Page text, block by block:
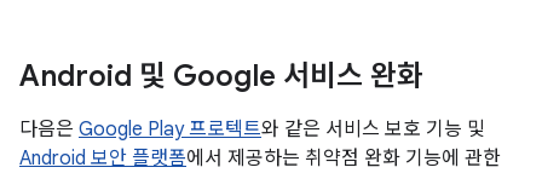
Android 및 Google 서비스 완화
다음은 Google Play 프로텍트와 같은 서비스 보호 기능 및
Android 보안 플랫폼에서 제공하는 취약점 완화 기능에 관한